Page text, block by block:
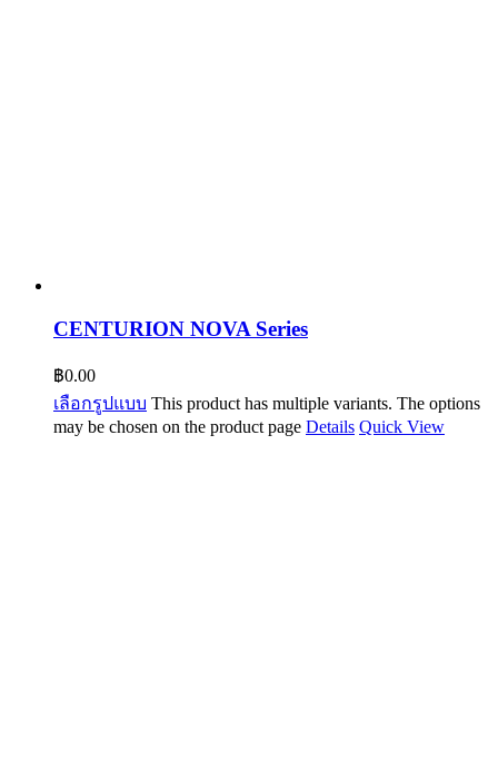
CENTURION NOVA Series
฿0.00
เลือกรูปแบบ This product has multiple variants. The options
may be chosen on the product page Details Quick View